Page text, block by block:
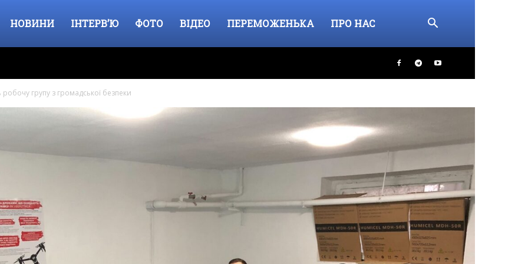
НОВИНИ ІНТЕРВ’Ю ФОТО ВІДЕО ПЕРЕМОЖЕНЬКА ПРО НАС
робочу групу з громадської безпеки